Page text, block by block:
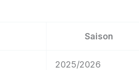
Saison
2025/2026